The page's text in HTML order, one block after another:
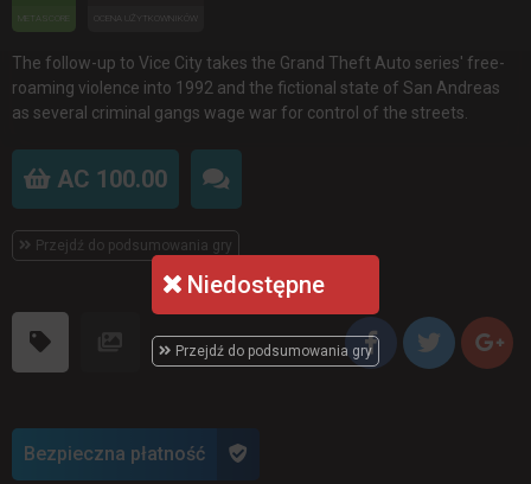
Niedostępne
Przejdź do podsumowania gry
METASCORE OCENA UŻYTKOWNIKÓW
The follow-up to Vice City takes the Grand Theft Auto series' free-
roaming violence into 1992 and the fictional state of San Andreas
as several criminal gangs wage war for control of the streets.
AC 100.00
Przejdź do podsumowania gry
Bezpieczna płatność